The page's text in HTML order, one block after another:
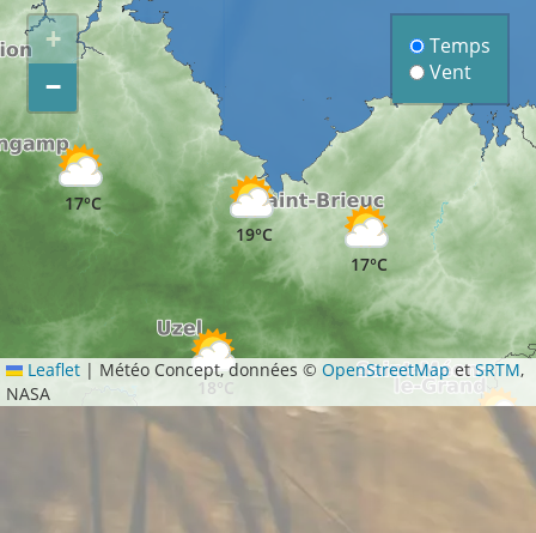
17°C
17°C
19°C
18°C
20°C
+
−
Temps
Vent
Leaflet | Météo Concept, données ©OpenStreetMapetSRTM,
NASA